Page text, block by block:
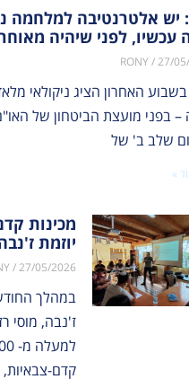
יש אלטרנטיבה למלחמה
עכשיו, לפני שיהיה
RONY 27/
האחרון הציג ניקולאי
שלב ב' של
»
מכינות
יוזמת
27/05/2026
במהלך
ז'נבה, מוסי
קדם-צבאיות,